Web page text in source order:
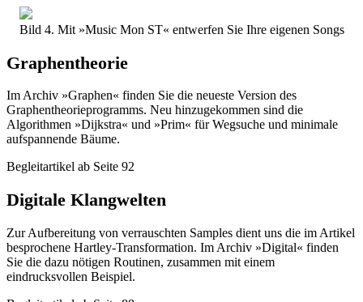
Bild 4. Mit »Music Mon ST« entwerfen Sie Ihre eigenen Songs
Graphentheorie
Im Archiv »Graphen« finden Sie die neueste Version des
Graphentheorieprogramms. Neu hinzugekommen sind die
Algorithmen »Dijkstra« und »Prim« für Wegsuche und minimale
aufspannende Bäume.
Begleitartikel ab Seite 92
Digitale Klangwelten
Zur Aufbereitung von verrauschten Samples dient uns die im Artikel
besprochene Hartley-Transformation. Im Archiv »Digital« finden
Sie die dazu nötigen Routinen, zusammen mit einem
eindrucksvollen Beispiel.